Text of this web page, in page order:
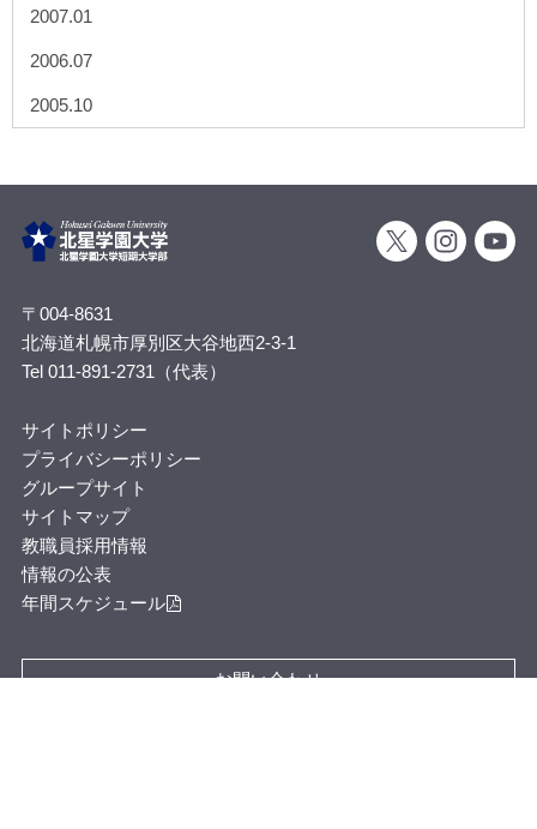
2007.01
2006.07
2005.10
〒004-8631
北海道札幌市厚別区大谷地西2-3-1
Tel 011-891-2731（代表）
サイトポリシー
プライバシーポリシー
グループサイト
サイトマップ
教職員採用情報
情報の公表
年間スケジュール
お問い合わせ